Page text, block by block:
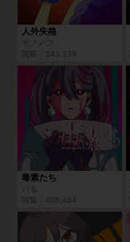
人外失格
モノノブ
閲覧：
343,139
毒素たち
バる
閲覧：
405,464